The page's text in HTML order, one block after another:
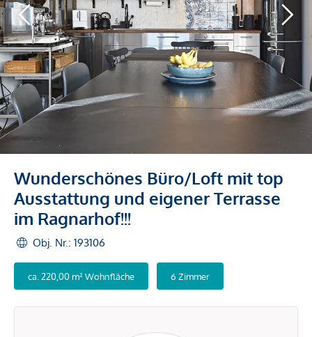
Wunderschönes Büro/Loft mit top
Ausstattung und eigener Terrasse
im Ragnarhof!!!
Obj. Nr.: 193106
ca. 220,00 m² Wohnfläche 6 Zimmer